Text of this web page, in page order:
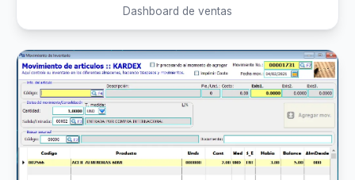
Dashboard de ventas